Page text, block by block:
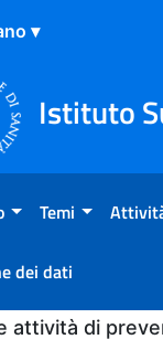
Istituto
Temi
dei dati
attività di